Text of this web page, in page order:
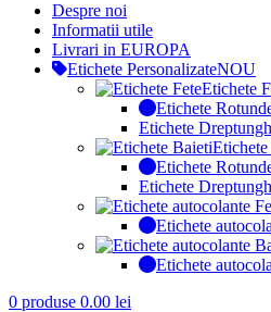
Despre noi
Informatii utile
Livrari in EUROPA
Etichete PersonalizateNOU
Etichete
Etichete
Etichete
Etichete
Etichete
Etichete
Etichete
0 produse 0.00 lei